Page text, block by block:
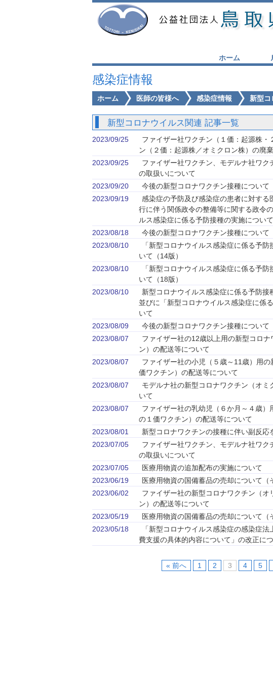
ホーム
感染症情報
ホーム 医師の皆様へ 感染症情報 新型コ
新型コロナウイルス関連 記事一覧
2023/09/25
ファイザー社ワクチン（１価：起源株
ン（２価：起源株／オミクロン株）の廃
2023/09/25
ファイザー社ワクチン、モデルナ社ワ
の取扱いについて
2023/09/20
今後の新型コロナワクチン接種について
2023/09/19
感染症の予防及び感染症の患者に対す
行に伴う関係政令の整備等に関する政令
ルス感染症に係る予防接種の実施につい
2023/08/18
今後の新型コロナワクチン接種について
2023/08/10
「新型コロナウイルス感染症に係る予
いて（14版）
2023/08/10
「新型コロナウイルス感染症に係る予
いて（18版）
2023/08/10
新型コロナウイルス感染症に係る予防
並びに「新型コロナウイルス感染症に係
いて
2023/08/09
今後の新型コロナワクチン接種について
2023/08/07
ファイザー社の12歳以上用の新型コロ
ン）の配送等について
2023/08/07
ファイザー社の小児（５歳～11歳）用
価ワクチン）の配送等について
2023/08/07
モデルナ社の新型コロナワクチン（オ
いて
2023/08/07
ファイザー社の乳幼児（６か月～４歳）
の１価ワクチン）の配送等について
2023/08/01
新型コロナワクチンの接種に伴い副反応
2023/07/05
ファイザー社ワクチン、モデルナ社ワ
の取扱いについて
2023/07/05
医療用物資の追加配布の実施について
2023/06/19
医療用物資の国備蓄品の売却について（
2023/06/02
ファイザー社の新型コロナワクチン（
ン）の配送等について
2023/05/19
医療用物資の国備蓄品の売却について（
2023/05/18
「新型コロナウイルス感染症の感染症
費支援の具体的内容について」の改正に
« 前へ 1 2 3 4 5